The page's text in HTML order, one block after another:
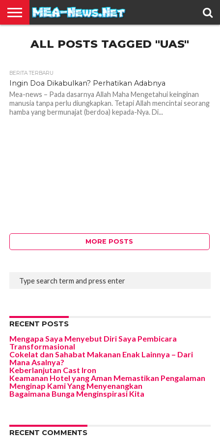
TERBARU
EDUKASI
HIBURAN
INSPIRASI
KESEHATAN
KULINER
OLAH
RAGA
OTOMOTIF
TRAVEL
JUAL
BELIALL POSTS TAGGED "UAS"
BERITA TERBARU
Ingin Doa Dikabulkan? Perhatikan Adabnya
Mea-news – Pada dasarnya Allah Maha Mengetahui keinginan
manusia tanpa perlu diungkapkan. Tetapi Allah mencintai seorang
hamba yang bermunajat (berdoa) kepada-Nya. Di...
MORE POSTS
RECENT POSTS
Mengapa Saya Menyebut Diri Saya Pembicara
Transformasional
Cokelat dan Sahabat Makanan Enak Lainnya – Dari
Mana Asalnya?
Keberlanjutan Cast Iron
Keamanan Hotel yang Aman Memastikan Pengalaman
Menginap Kami Yang Menyenangkan
Bagaimana Bunga Menginspirasi Kita
RECENT COMMENTS